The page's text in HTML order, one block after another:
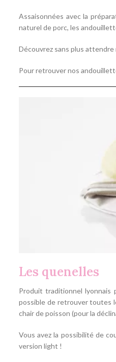
Assaisonnées avec la
naturel de porc, les
Découvrez sans plus
Pour retrouver nos
Les quenelles
Produit traditionnel lyonnais
possible de retrouver toutes
chair de poisson (pour la
Vous avez la possibilité de
version light !